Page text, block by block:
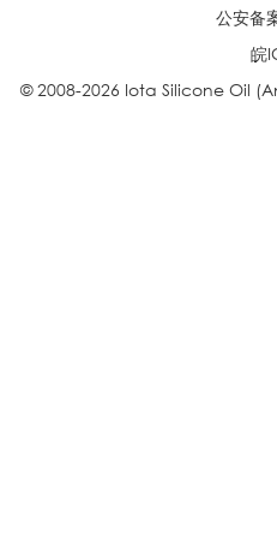
公安备
皖